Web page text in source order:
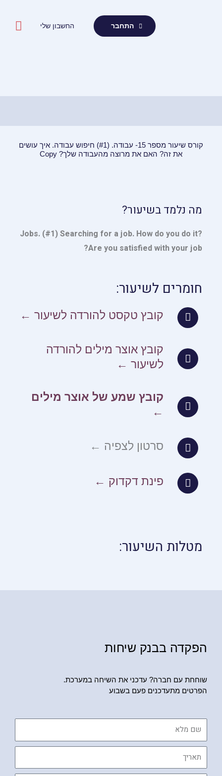
התחבר
החשבון שלי
קורס שיעור מספר 15- עבודה. (#1) חיפוש עבודה. איך עושים
את זה? האם את מרוצה מהעבודה שלך? Copy
מה נלמד בשיעור?
Jobs. (#1) Searching for a job. How do you do it?
Are you satisfied with your job?
חומרים לשיעור:
קובץ טקסט להורדה לשיעור ←
קובץ אוצר מילים להורדה
לשיעור ←
קובץ שמע של אוצר מילים
←
סרטון לצפיה ←
פינת דקדוק ←
מטלות השיעור:
הפקדה בבנק שיחות
שוחחת עם חברה? עדכני את השיחה במערכת.
הפרטים מתעדכנים פעם בשבוע